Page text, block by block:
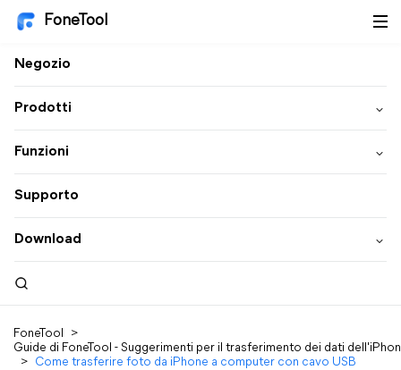
FoneTool
Negozio
Prodotti
Funzioni
Supporto
Download
FoneTool
>
Guide di FoneTool - Suggerimenti per il trasferimento dei dati
> Come trasferire foto da iPhone a computer con cavo USB